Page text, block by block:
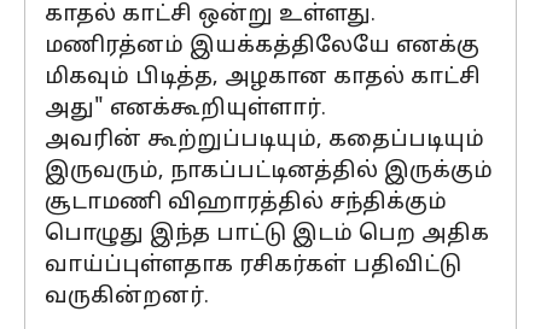
காதல் காட்சி ஒன்று உள்ளது.
மணிரத்னம் இயக்கத்திலேயே எனக்கு
மிகவும் பிடித்த, அழகான காதல் காட்சி
அது" எனக்கூறியுள்ளார்.
அவரின் கூற்றுப்படியும், கதைப்படியும்
இருவரும், நாகப்பட்டினத்தில் இருக்கும்
சூடாமணி விஹாரத்தில் சந்திக்கும்
பொழுது இந்த பாட்டு இடம் பெற அதிக
வாய்ப்புள்ளதாக ரசிகர்கள் பதிவிட்டு
வருகின்றனர்.